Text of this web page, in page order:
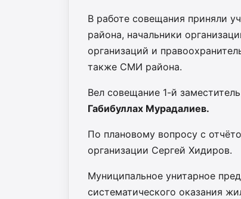
В работе совещания приняли
района, начальники
организаций и
также СМИ района.
Вел совещание 1-й
Габибуллах Мурадалиев.
По плановому вопросу с
организации Сергей Хидиров.
Муниципальное унитарное
систематического оказания